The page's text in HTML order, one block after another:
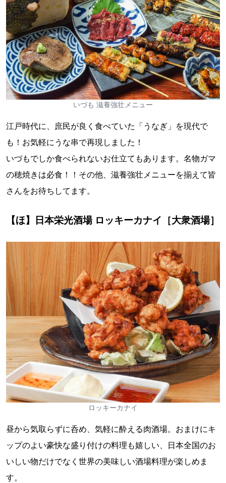
いづも 滋養強壮メニュー
江戸時代に、庶民が良く食べていた「うなぎ」を現代で
も！お気軽にうな串で再現しました！
いづもでしか食べられないお仕立てもあります。名物ガマ
の穂焼きは必食！！その他、滋養強壮メニューを揃えて皆
さんをお待ちしてます。
【ほ】日本栄光酒場 ロッキーカナイ［大衆酒場］
ロッキーカナイ
昼から気取らずに呑め、気軽に酔える肉酒場。おまけにキ
ップのよい豪快な盛り付けの料理も嬉しい、日本全国のお
いしい物だけでなく世界の美味しい酒場料理が楽しめま
す。